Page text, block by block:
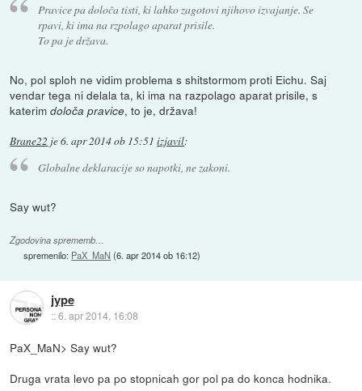
Pravice pa določa tisti, ki lahko zagotovi njihovo izvajanje. Se
rpavi, ki ima na rzpolago aparat prisile.
To pa je država.
No, pol sploh ne vidim problema s shitstormom proti Eichu. Saj
vendar tega ni delala ta, ki ima na razpolago aparat prisile, s
katerimdoloča pravice, to je, država!
Brane22 je6. apr 2014 ob 15:51 izjavil:
Globalne deklaracije so napotki, ne zakoni.
Say wut?
Zgodovina sprememb…
spremenilo: PaX_MaN (6. apr 2014 ob 16:12)
jype
::6. apr 2014, 16:08
PaX_MaN> Say wut?
Druga vrata levo pa po stopnicah gor pol pa do konca hodnika.